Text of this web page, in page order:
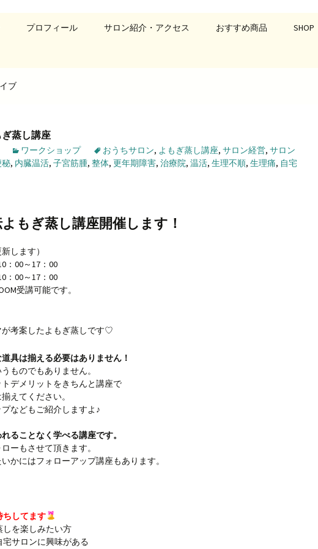
ールズルーム）
ギ蒸し・美姿勢調整
プロフィール サロン紹介・アクセス おすすめ商品 SHOP
ブ
蒸し講座
ワークショップ おうちサロン, よもぎ蒸し講座, サロン経営, サロン
秘, 内臓温活, 子宮筋腫, 整体, 更年期障害, 治療院, 温活, 生理不順, 生理痛, 自宅
もぎ蒸し講座開催します！
します）
：00～17：00
：00～17：00
受講可能です。
が考案したよもぎ蒸しです♡
具は揃える必要はありません！
ものでもありません。
デメリットをきちんと講座で
えてください。
などもご紹介しますよ♪
ることなく学べる講座です。
ーもさせて頂きます。
かにはフォローアップ講座もあります。
ちしてます
しを楽しみたい方
宅サロンに興味がある